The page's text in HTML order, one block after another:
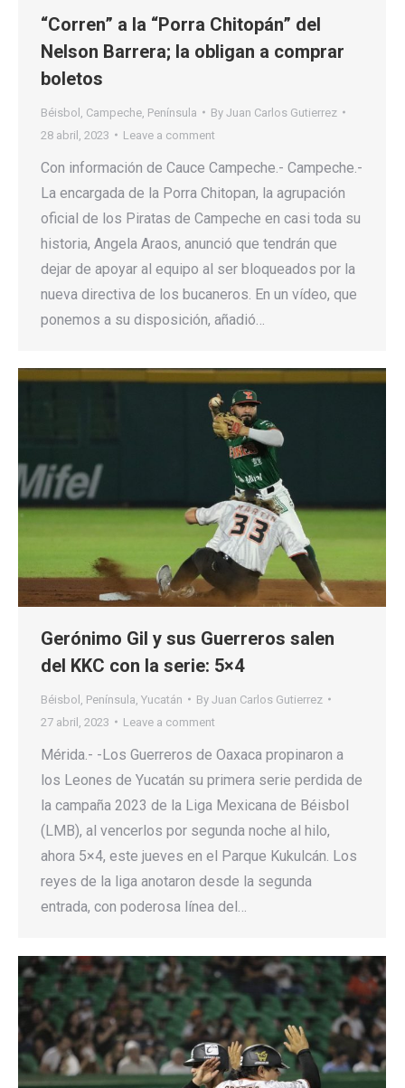
“Corren” a la “Porra Chitopán” del
Nelson Barrera; la obligan a comprar
boletos
Béisbol Campeche Península By Juan Carlos Gutierrez
28 abril, 2023
Leave a comment
Con información de Cauce Campeche.- Campeche.-
La encargada de la Porra Chitopan, la agrupación
oficial de los Piratas de Campeche en casi toda su
historia, Angela Araos, anunció que tendrán que
dejar de apoyar al equipo al ser bloqueados por la
nueva directiva de los bucaneros. En un vídeo, que
ponemos a su disposición, añadió…
Gerónimo Gil y sus Guerreros salen
del KKC con la serie: 5×4
Béisbol Península Yucatán By Juan Carlos Gutierrez
27 abril, 2023
Leave a comment
Mérida.- -Los Guerreros de Oaxaca propinaron a
los Leones de Yucatán su primera serie perdida de
la campaña 2023 de la Liga Mexicana de Béisbol
(LMB), al vencerlos por segunda noche al hilo,
ahora 5×4, este jueves en el Parque Kukulcán. Los
reyes de la liga anotaron desde la segunda
entrada, con poderosa línea del…